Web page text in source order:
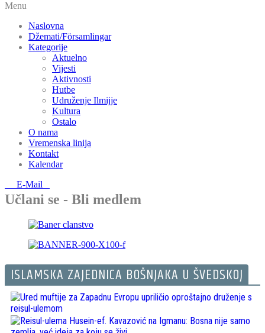
Menu
Naslovna
Džemati/Församlingar
Kategorije
Aktuelno
Vijesti
Aktivnosti
Hutbe
Udruženje Ilmijje
Kultura
Ostalo
O nama
Vremenska linija
Kontakt
Kalendar
E-Mail
Učlani se - Bli medlem
ISLAMSKA ZAJEDNICA BOŠNJAKA U ŠVEDSKOJ